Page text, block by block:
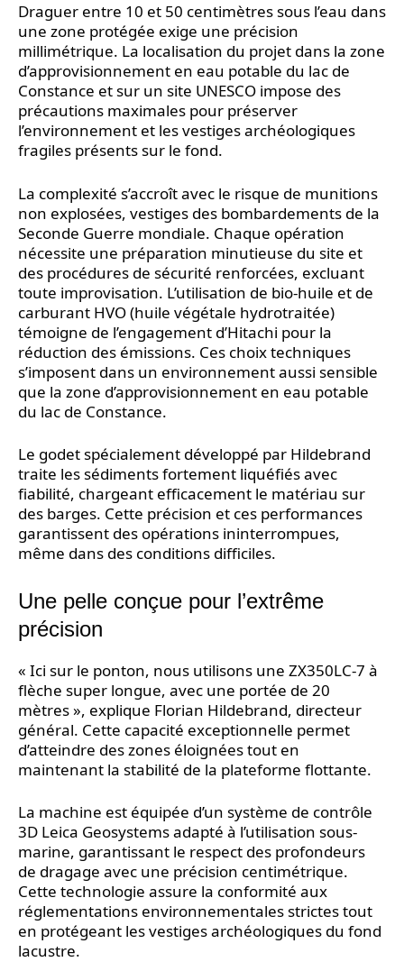
Draguer entre 10 et 50 centimètres sous l’eau dans
une zone protégée exige une précision
millimétrique. La localisation du projet dans la zone
d’approvisionnement en eau potable du lac de
Constance et sur un site UNESCO impose des
précautions maximales pour préserver
l’environnement et les vestiges archéologiques
fragiles présents sur le fond.
La complexité s’accroît avec le risque de munitions
non explosées, vestiges des bombardements de la
Seconde Guerre mondiale. Chaque opération
nécessite une préparation minutieuse du site et
des procédures de sécurité renforcées, excluant
toute improvisation. L’utilisation de bio-huile et de
carburant HVO (huile végétale hydrotraitée)
témoigne de l’engagement d’Hitachi pour la
réduction des émissions. Ces choix techniques
s’imposent dans un environnement aussi sensible
que la zone d’approvisionnement en eau potable
du lac de Constance.
Le godet spécialement développé par Hildebrand
traite les sédiments fortement liquéfiés avec
fiabilité, chargeant efficacement le matériau sur
des barges. Cette précision et ces performances
garantissent des opérations ininterrompues,
même dans des conditions difficiles.
Une pelle conçue pour l’extrême
précision
« Ici sur le ponton, nous utilisons une ZX350LC-7 à
flèche super longue, avec une portée de 20
mètres », explique Florian Hildebrand, directeur
général. Cette capacité exceptionnelle permet
d’atteindre des zones éloignées tout en
maintenant la stabilité de la plateforme flottante.
La machine est équipée d’un système de contrôle
3D Leica Geosystems adapté à l’utilisation sous-
marine, garantissant le respect des profondeurs
de dragage avec une précision centimétrique.
Cette technologie assure la conformité aux
réglementations environnementales strictes tout
en protégeant les vestiges archéologiques du fond
lacustre.